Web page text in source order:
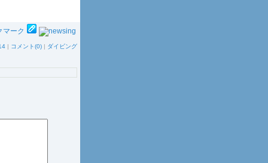
| コメント(0) | ダイビング